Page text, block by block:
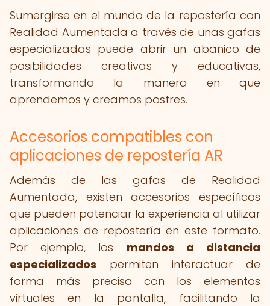
Sumergirse en el mundo de la repostería con
Realidad Aumentada a través de unas gafas
especializadas puede abrir un abanico de
posibilidades creativas y educativas,
transformando la manera en que
aprendemos y creamos postres.
Accesorios compatibles con
aplicaciones de repostería AR
Además de las gafas de Realidad
Aumentada, existen accesorios específicos
que pueden potenciar la experiencia al utilizar
aplicaciones de repostería en este formato.
Por ejemplo, los mandos a distancia
especializados permiten interactuar de
forma más precisa con los elementos
virtuales en la pantalla, facilitando la